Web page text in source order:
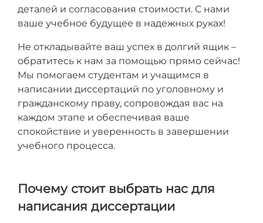
деталей и согласования стоимости. С нами
ваше учебное будущее в надежных руках!
Не откладывайте ваш успех в долгий ящик –
обратитесь к нам за помощью прямо сейчас!
Мы помогаем студентам и учащимся в
написании диссертаций по уголовному и
гражданскому праву, сопровождая вас на
каждом этапе и обеспечивая ваше
спокойствие и уверенность в завершении
учебного процесса.
Почему стоит выбрать нас для
написания диссертации